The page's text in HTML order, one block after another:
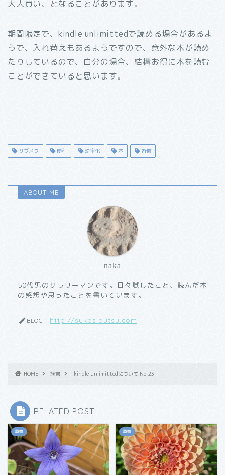
大人買い、となることがあります。
期間限定で、kindle unlimittedで読める場合があるよ
うで、入れ替えもあるようですので、意外な本が読め
たりしているので、自分の場合、結構お得に本を読む
ことができていると思います。
サブスク 便利 効率化 本 習慣
ABOUT ME
naka
50代男のサラリーマンです。日々試したこと、読んだ本
の感想や思ったことを書いています。
BLOG： http://sukosidutsu.com
HOME 読書 kindle unlimittedについて No.23
RELATED POST
読書 読書